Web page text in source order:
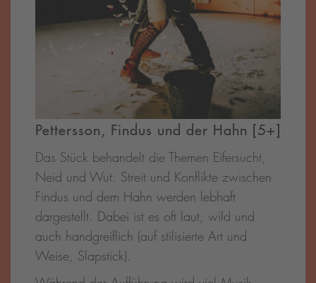
Pettersson, Findus und der Hahn [5+]
Das Stück behandelt die Themen Eifersucht,
Neid und Wut. Streit und Konflikte zwischen
Findus und dem Hahn werden lebhaft
dargestellt. Dabei ist es oft laut, wild und
auch handgreiflich (auf stilisierte Art und
Weise, Slapstick).